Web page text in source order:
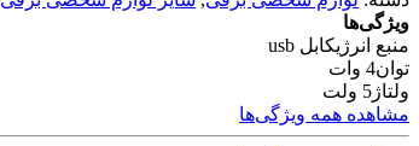
ویژگی‌ها
منبع انرژیکابل usb
توان4 وات
ولتاژ5 ولت
مشاهده همه ویژگی‌ها